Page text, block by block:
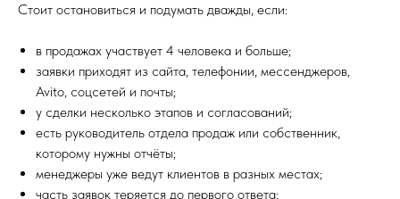
Стоит остановиться и подумать дважды, если:
в продажах участвует 4 человека и больше;
заявки приходят из сайта, телефонии, мессенджеров,
Avito, соцсетей и почты;
у сделки несколько этапов и согласований;
есть руководитель отдела продаж или собственник,
которому нужны отчёты;
менеджеры уже ведут клиентов в разных местах;
часть заявок теряется до первого ответа;